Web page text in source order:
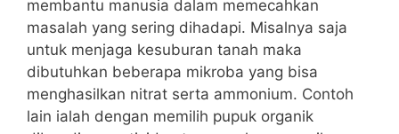
membantu manusia dalam memecahkan
masalah yang sering dihadapi. Misalnya saja
untuk menjaga kesuburan tanah maka
dibutuhkan beberapa mikroba yang bisa
menghasilkan nitrat serta ammonium. Contoh
lain ialah dengan memilih pupuk organik